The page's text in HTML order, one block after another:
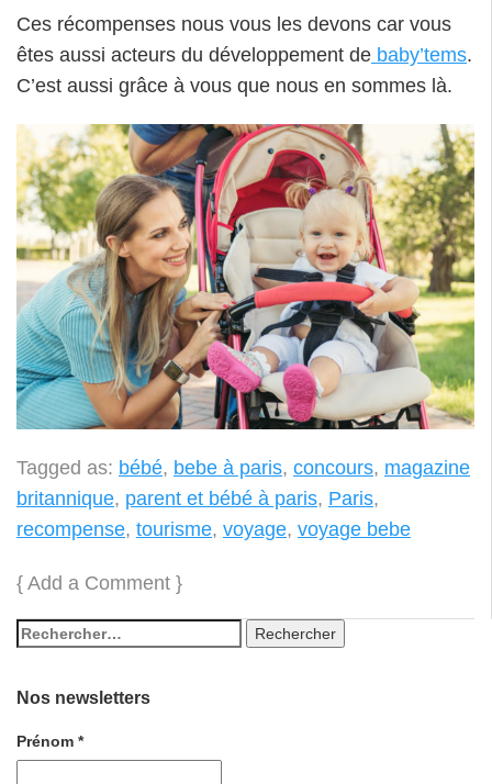
Ces récompenses nous vous les devons car vous
êtes aussi acteurs du développement de baby’tems.
C’est aussi grâce à vous que nous en sommes là.
Tagged as: bébé, bebe à paris, concours, magazine
britannique, parent et bébé à paris, Paris,
recompense, tourisme, voyage, voyage bebe
{ Add a Comment }
Nos newsletters
Prénom *